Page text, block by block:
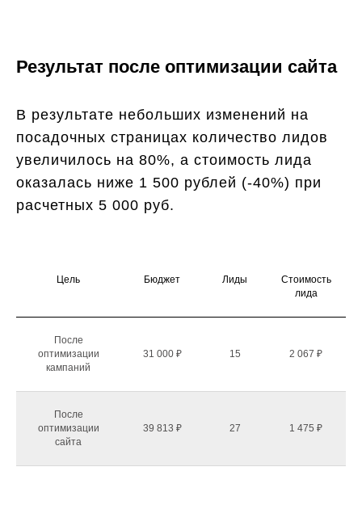
Результат после оптимизации сайта
В результате небольших изменений на
посадочных страницах количество лидов
увеличилось на 80%, а стоимость лида
оказалась ниже 1 500 рублей (-40%) при
расчетных 5 000 руб.
Цель Бюджет Лиды
Стоимость
лида
После
оптимизации
кампаний
31 000 ₽ 15 2 067 ₽
После
оптимизации
сайта
39 813 ₽ 27 1 475 ₽